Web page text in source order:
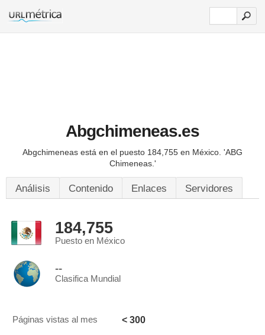
Abgchimeneas.es
Abgchimeneas está en el puesto 184,755 en México. 'ABG
Chimeneas.'
Análisis Contenido Enlaces Servidores
184,755
Puesto en México
--
Clasifica Mundial
Páginas vistas al mes < 300